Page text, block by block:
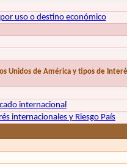
uso o destino económico
Unidos de América y tipos de
internacional
internacionales y Riesgo País